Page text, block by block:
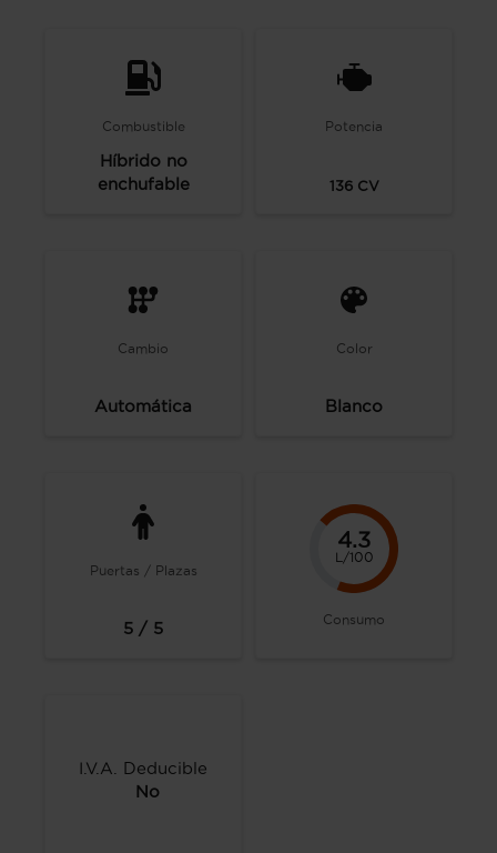
Combustible
Híbrido no
enchufable
Potencia
136CV
Cambio
Automática
Color
Blanco
Puertas / Plazas
5 / 5
4.3
L/100
Consumo
I.V.A. Deducible
No